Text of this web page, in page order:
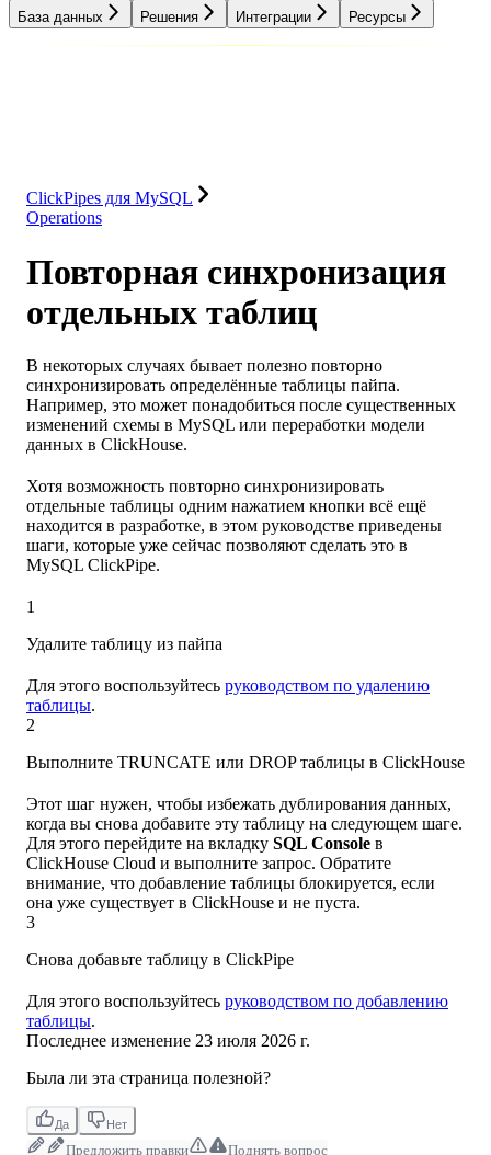
База данных Решения Интеграции Ресурсы
ClickPipes для MySQL
Operations
Повторная синхронизация
отдельных таблиц
В некоторых случаях бывает полезно повторно
синхронизировать определённые таблицы пайпа.
Например, это может понадобиться после существенных
изменений схемы в MySQL или переработки модели
данных в ClickHouse.
Хотя возможность повторно синхронизировать
отдельные таблицы одним нажатием кнопки всё ещё
находится в разработке, в этом руководстве приведены
шаги, которые уже сейчас позволяют сделать это в
MySQL ClickPipe.
1
Удалите таблицу из пайпа
Для этого воспользуйтесь руководством по удалению
таблицы.
2
Выполните TRUNCATE или DROP таблицы в ClickHouse
Этот шаг нужен, чтобы избежать дублирования данных,
когда вы снова добавите эту таблицу на следующем шаге.
Для этого перейдите на вкладку SQL Console в
ClickHouse Cloud и выполните запрос. Обратите
внимание, что добавление таблицы блокируется, если
она уже существует в ClickHouse и не пуста.
3
Снова добавьте таблицу в ClickPipe
Для этого воспользуйтесь руководством по добавлению
таблицы.
Последнее изменение 23 июля 2026 г.
Была ли эта страница полезной?
Да Нет
Предложить правки Поднять вопрос